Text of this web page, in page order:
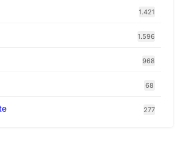
1.421
1.596
968
68
277